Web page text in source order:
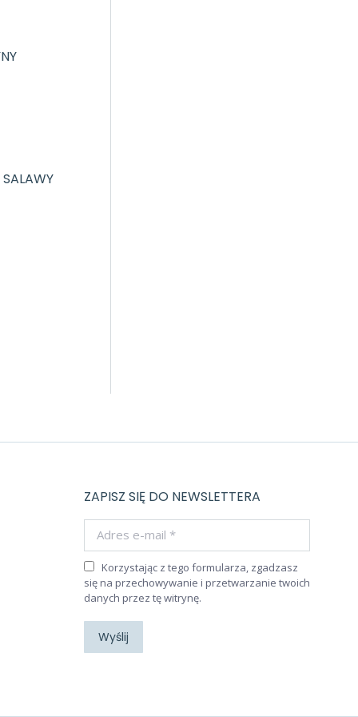
ZAPISZ SIĘ DO NEWSLETTERA
Korzystając z tego formularza, zgadzasz
się na przechowywanie i przetwarzanie twoich
danych przez tę witrynę.
Wyślij